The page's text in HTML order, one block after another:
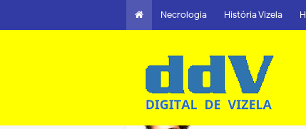
Necrologia História Vizela